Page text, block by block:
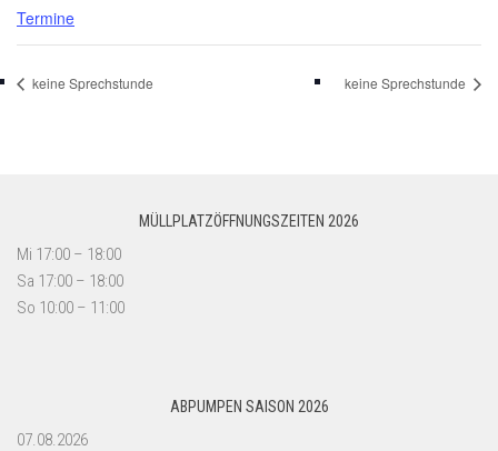
Termine
keine Sprechstunde keine Sprechstunde
MÜLLPLATZÖFFNUNGSZEITEN 2026
Mi 17:00 – 18:00
Sa 17:00 – 18:00
So 10:00 – 11:00
ABPUMPEN SAISON 2026
07.08.2026